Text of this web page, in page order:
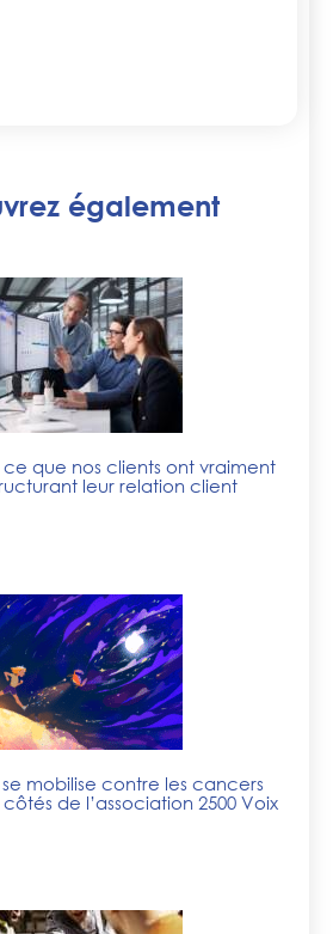
également
ce que nos clients ont vraiment
leur relation client
mobilise contre les cancers
de l’association 2500 Voix